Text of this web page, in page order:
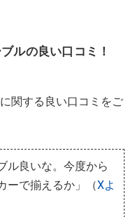
ルの良い口コミ！
関する良い口コミをご
ル良いな。今度から
ーで揃えるか」（Xよ